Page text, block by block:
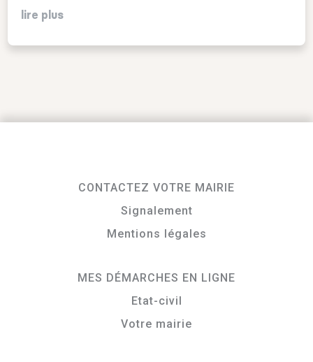
lire plus
CONTACTEZ VOTRE MAIRIE
Signalement
Mentions légales
MES DÉMARCHES EN LIGNE
Etat-civil
Votre mairie